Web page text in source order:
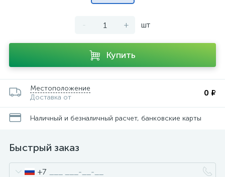
- + шт
Купить
Местоположение
Доставка от
0 ₽
Наличный и безналичный расчет, банковские карты
Быстрый заказ
+7